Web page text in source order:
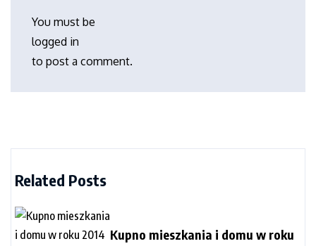
You must be
logged in
to post a comment.
Related Posts
Kupno mieszkania i domu w roku